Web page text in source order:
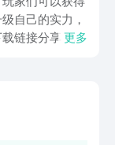
自己的实力，
链接分享，游
，如果感兴趣
更多